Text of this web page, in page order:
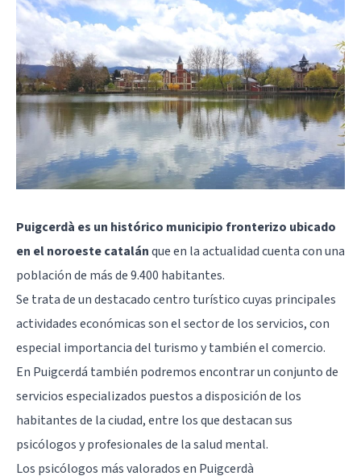
Puigcerdà es un histórico municipio fronterizo ubicado
en el noroeste catalánque en la actualidad cuenta con una
población de más de 9.400 habitantes.
Se trata de un destacado centro turístico cuyas principales
actividades económicas son el sector de los servicios, con
especial importancia del turismo y también el comercio.
En Puigcerdá también podremos encontrar un conjunto de
servicios especializados puestos a disposición de los
habitantes de la ciudad, entre los que destacan sus
psicólogos y profesionales de la salud mental.
Los psicólogos más valorados en Puigcerdà